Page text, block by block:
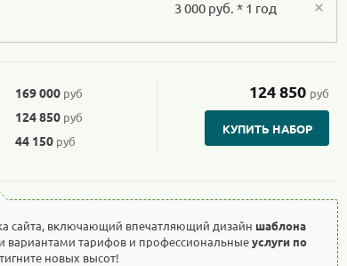
3 000 руб. * 1 год
169 000 руб
124 850 руб
44 150 руб
124 850 руб
КУПИТЬ НАБОР
сайта, включающий впечатляющий дизайн шаблона
вариантами тарифов и профессиональныеуслуги по
новых высот!